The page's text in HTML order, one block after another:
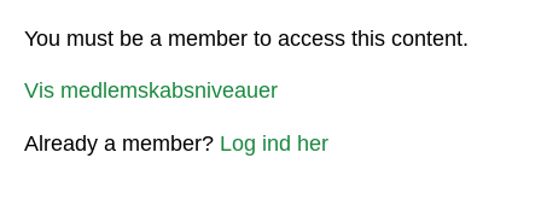
You must be a member to access this content.
Vis medlemskabsniveauer
Already a member? Log ind her